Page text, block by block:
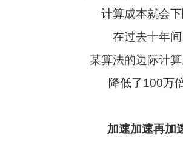
计算成本就会下
在过去十年间
某算法的边际计算
降低了100万
加速加速再加